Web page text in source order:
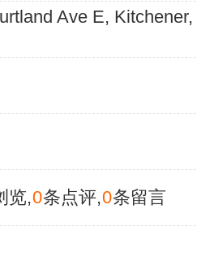
Ave E,
览,0条点评,0条留言